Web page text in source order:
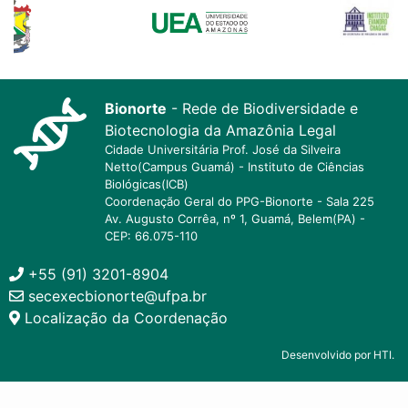
Bionorte - Rede de Biodiversidade e
Biotecnologia da Amazônia Legal
Cidade Universitária Prof. José da Silveira
Netto(Campus Guamá) - Instituto de Ciências
Biológicas(ICB)
Coordenação Geral do PPG-Bionorte - Sala 225
Av. Augusto Corrêa, nº 1, Guamá, Belem(PA) -
CEP: 66.075-110
+55 (91) 3201-8904
secexecbionorte@ufpa.br
Localização da Coordenação
Desenvolvido por HTI.